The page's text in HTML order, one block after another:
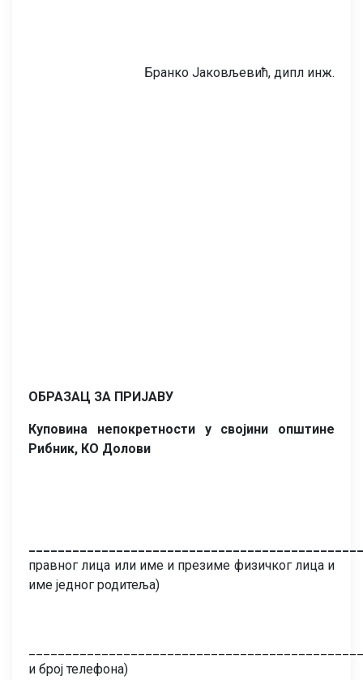
Бранко Јаковљевић, дипл инж.
ОБРАЗАЦ ЗА ПРИЈАВУ
Куповина непокретности у својини општине
Рибник, КО Долови
правног лица или име и презиме физичког лица и
име једног родитеља)
и број телефона)